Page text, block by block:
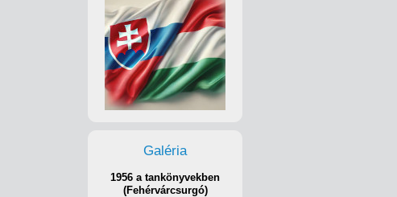
Galéria
1956 a tankönyvekben
(Fehérvárcsurgó)